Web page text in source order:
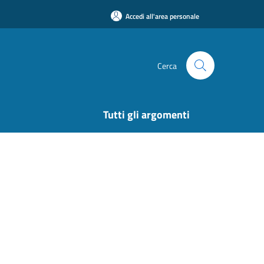
Accedi all'area personale
Cerca
Tutti gli argomenti